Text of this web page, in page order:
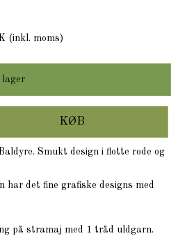
(inkl. moms)
lager
KØB
Smukt design i flotte røde og
har det fine grafiske designs med
på stramaj med 1 tråd uldgarn.